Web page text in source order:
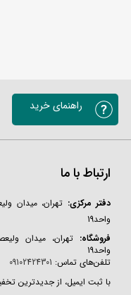
راهنمای خرید
ارتباط با ما
دفتر مرکزی:
واحد19
فروشگاه:
واحد19
تلفن‌های تماس: 09102424301
با ثبت ایمیل، از جدیدترین